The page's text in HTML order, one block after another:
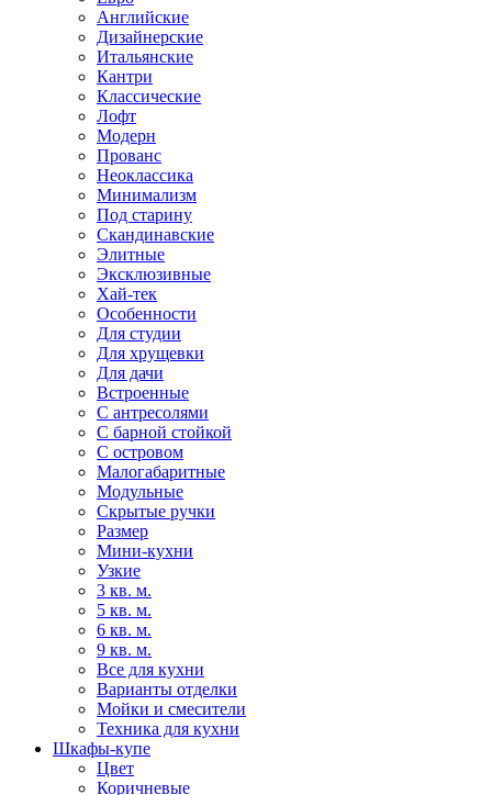
Английские
Дизайнерские
Итальянские
Кантри
Классические
Лофт
Модерн
Прованс
Неоклассика
Минимализм
Под старину
Скандинавские
Элитные
Эксклюзивные
Хай-тек
Особенности
Для студии
Для хрущевки
Для дачи
Встроенные
С антресолями
С барной стойкой
С островом
Малогабаритные
Модульные
Скрытые ручки
Размер
Мини-кухни
Узкие
3 кв. м.
5 кв. м.
6 кв. м.
9 кв. м.
Все для кухни
Варианты отделки
Мойки и смесители
Техника для кухни
Шкафы-купе
Цвет
Коричневые